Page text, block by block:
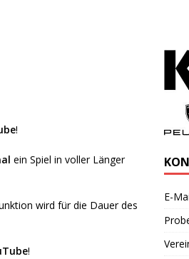
!
ein Spiel in voller Länger
wird für die Dauer des
!
E-